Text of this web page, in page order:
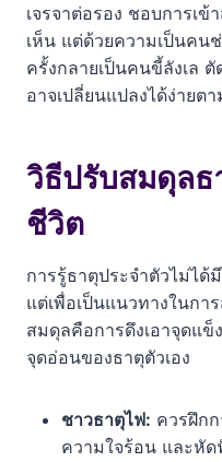
เจรจาต่อรอง ชอบการเ
เห็น แต่ด้วยความเป็นคน
ครั้งกลายเป็นคนขี้ลังเล
อาจเปลี่ยนแปลงได้ง่ายต
วิธีปรับสมดุลธ
ชีวิต
การรู้ธาตุประจำตัวไม่ได้
แต่เพื่อเป็นแนวทางในกา
สมดุลคือการดึงเอาจุดแ
จุดอ่อนของธาตุตัวเอง
ชาวธาตุไฟ: ควรฝึก
ความใจร้อน และหั